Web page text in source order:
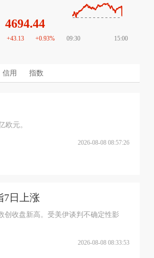
4694.44
+43.13 +0.93% 09:30 15:00
信用 指数
欧元。
2026-08-08 08:57:26
7日上涨
创收盘新高。受美伊谈判不确定性影
2026-08-08 08:33:53